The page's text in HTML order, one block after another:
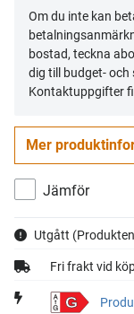
Om du inte kan
bostad, teckna
dig till budget- och
Kontaktuppgifter
Mer
Jämför
Utgått
Fri frakt vid
G